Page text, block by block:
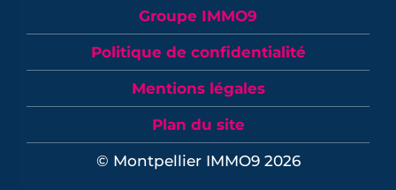
Groupe IMMO9
Politique de confidentialité
Mentions légales
Plan du site
© Montpellier IMMO9 2026